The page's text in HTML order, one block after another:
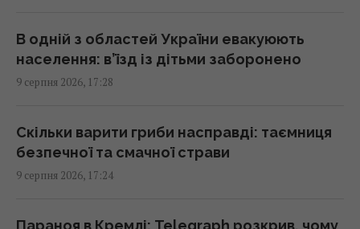
Гороскоп на 10 серпня: Левам – діяти
сміливіше, Тельцям – вибачення
17:00 неділя, 09 серпня 2026
Ескалація повітряної війни призвела до
росту жертв серед мирного населення
України, – CNN
В одній з областей України евакуюють
населення: в’їзд із дітьми заборонено
9 серпня 2026, 17:28
Скільки варити гриби насправді: таємниця
безпечної та смачної страви
9 серпня 2026, 17:24
Параноя в Кремлі: Telegraph розкрив, чому